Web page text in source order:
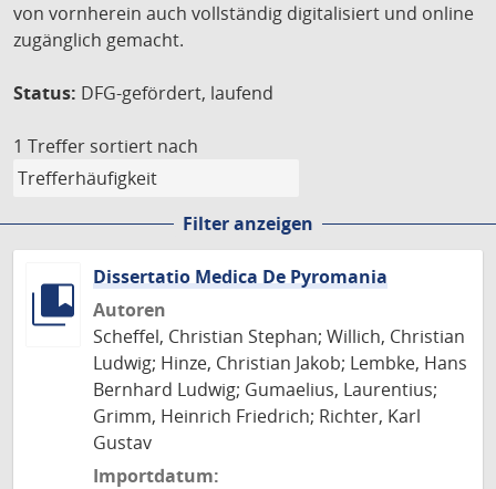
von vornherein auch vollständig digitalisiert und online
zugänglich gemacht.
Status: DFG-gefördert, laufend
1 Treffer sortiert nach
Filter anzeigen
Dissertatio Medica De Pyromania
Autoren
Scheffel, Christian Stephan; Willich, Christian
Ludwig; Hinze, Christian Jakob; Lembke, Hans
Bernhard Ludwig; Gumaelius, Laurentius;
Grimm, Heinrich Friedrich; Richter, Karl
Gustav
Importdatum: